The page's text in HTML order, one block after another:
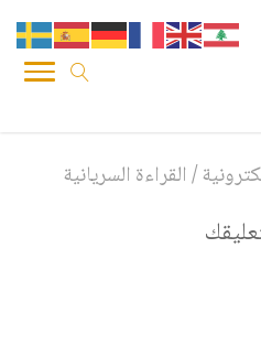
/القراءة السريانية